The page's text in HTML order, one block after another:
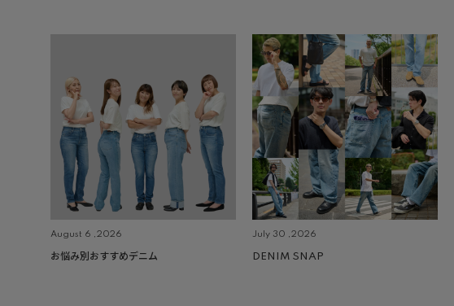
August 6 ,2026
お悩み別おすすめデニム
July 30 ,2026
DENIM SNAP